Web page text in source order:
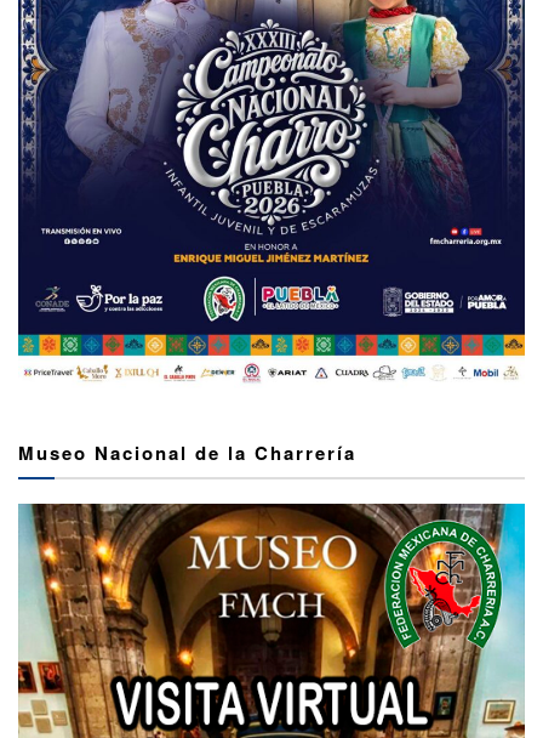
Museo Nacional de la Charrería